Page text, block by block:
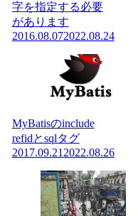
字を指定する必要
があります
2016.08.072022.08.24
MyBatisのinclude
refidとsqlタグ
2017.09.21 2022.08.26